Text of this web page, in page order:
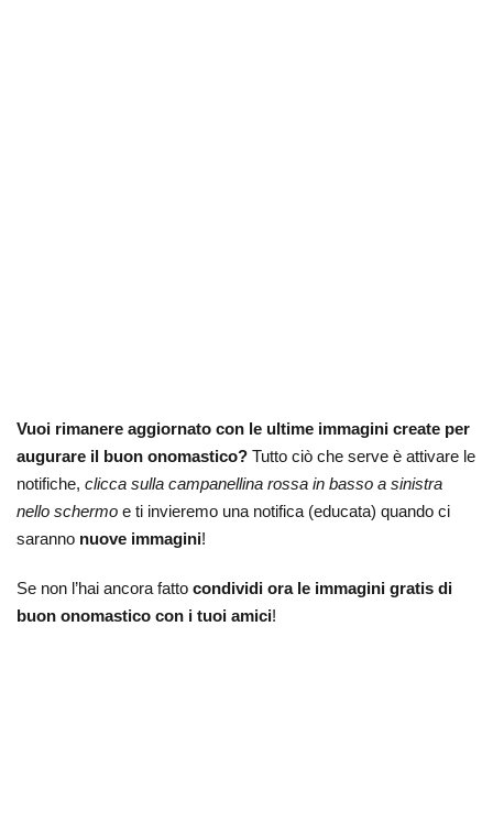
Vuoi rimanere aggiornato con le ultime immagini create per
augurare il buon onomastico? Tutto ciò che serve è attivare le
notifiche, clicca sulla campanellina rossa in basso a sinistra
nello schermo e ti invieremo una notifica (educata) quando ci
saranno nuove immagini!
Se non l’hai ancora fatto condividi ora le immagini gratis di
buon onomastico con i tuoi amici!